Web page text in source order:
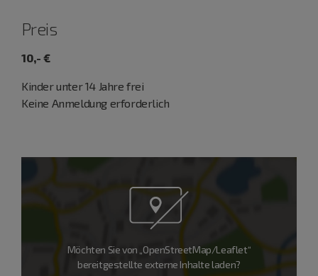
Preis
10,- €
Kinder unter 14 Jahre frei
Keine Anmeldung erforderlich
Möchten Sie von „OpenStreetMap/Leaflet“
bereitgestellte externe Inhalte laden?